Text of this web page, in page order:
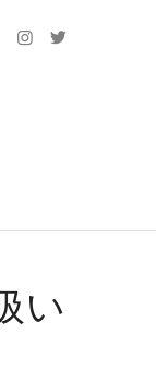
い